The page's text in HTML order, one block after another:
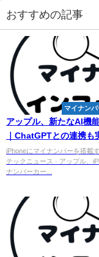
おすすめの記事
マイナン
アップル、新たなAI機
｜ChatGPTとの連携も
The Tech Report
iPhoneにマイナンバーを搭載
テックニュース · アップル、
ナンバーカー...